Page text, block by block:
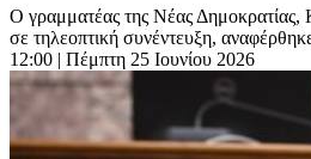
Ο γραμματέας της Νέας Δημοκρατίας,
σε τηλεοπτική συνέντευξη,
12:00 | Πέμπτη 25 Ιουνίου 2026